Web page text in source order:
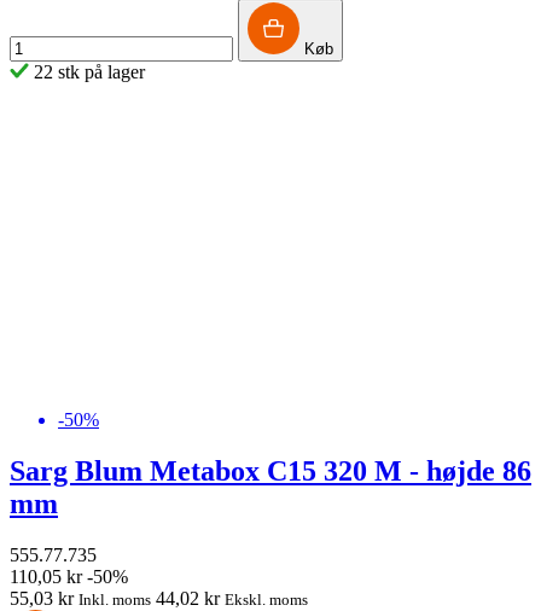
Køb
22 stk på lager
-50%
Sarg Blum Metabox C15 320 M - højde 86
mm
555.77.735
110,05 kr -50%
55,03 kr Inkl. moms 44,02 kr Ekskl. moms